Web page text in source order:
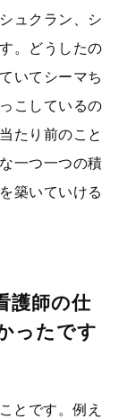
ュクラン、シ
。どうしたの
いてシーマち
こしているの
たり前のこと
一つ一つの積
築いていける
護師の仕
ったです
とです。例え